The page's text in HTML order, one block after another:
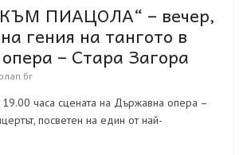
ПИАЦОЛА“ – вечер,
гения на тангото в
– Стара Загора
часа сцената на Държавна опера –
посветен на един от най-